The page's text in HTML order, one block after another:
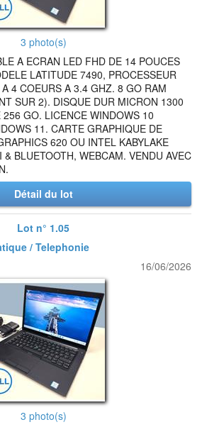
3 photo(s)
A ECRAN LED FHD DE 14 POUCES
LATITUDE 7490, PROCESSEUR
4 COEURS A 3.4 GHZ. 8 GO RAM
SUR 2). DISQUE DUR MICRON 1300
256 GO. LICENCE WINDOWS 10
11. CARTE GRAPHIQUE DE
620 OU INTEL KABYLAKE
BLUETOOTH, WEBCAM. VENDU AVEC
Détail du lot
Lot n° 1.05
/ Telephonie
16/06/2026
3 photo(s)